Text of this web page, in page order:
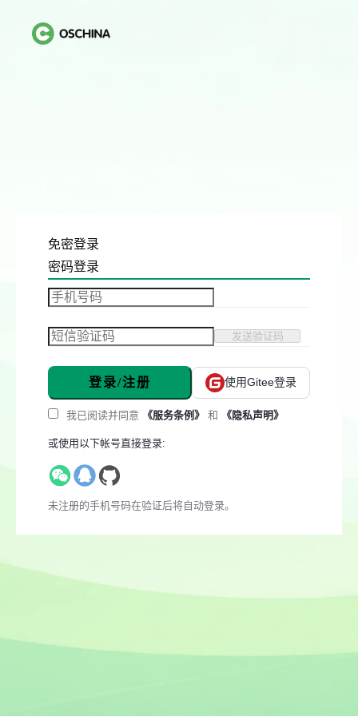
免密登录
密码登录
发送验证码
登录/注册 使用Gitee登录
我已阅读并同意 《服务条例》 和 《隐私声明》
或使用以下帐号直接登录:
未注册的手机号码在验证后将自动登录。